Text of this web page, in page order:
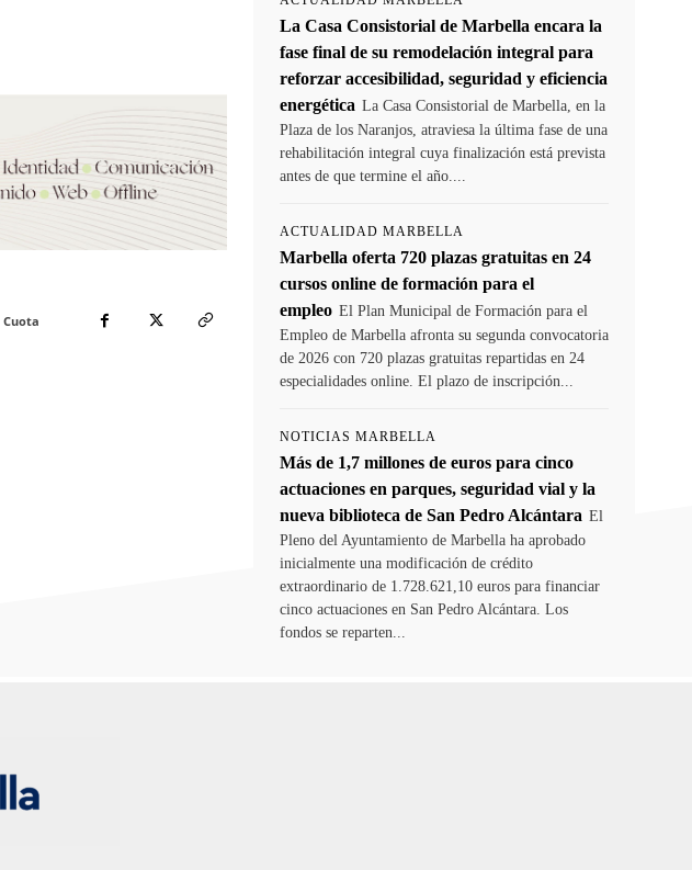
Cuota
La Casa Consistorial de Marbella encara la
fase final de su remodelación integral para
reforzar accesibilidad, seguridad y eficiencia
energética La Casa Consistorial de Marbella, en la
Plaza de los Naranjos, atraviesa la última fase de una
rehabilitación integral cuya finalización está prevista
antes de que termine el año....
ACTUALIDAD MARBELLA
Marbella oferta 720 plazas gratuitas en 24
cursos online de formación para el
empleo El Plan Municipal de Formación para el
Empleo de Marbella afronta su segunda convocatoria
de 2026 con 720 plazas gratuitas repartidas en 24
especialidades online. El plazo de inscripción...
NOTICIAS MARBELLA
Más de 1,7 millones de euros para cinco
actuaciones en parques, seguridad vial y la
nueva biblioteca de San Pedro Alcántara El
Pleno del Ayuntamiento de Marbella ha aprobado
inicialmente una modificación de crédito
extraordinario de 1.728.621,10 euros para financiar
cinco actuaciones en San Pedro Alcántara. Los
fondos se reparten...